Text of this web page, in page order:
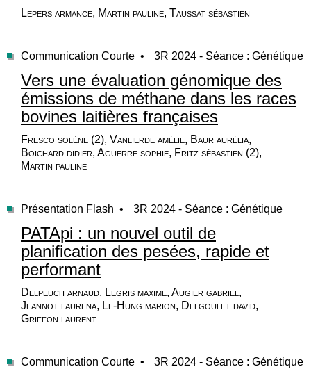
Lepers armance, Martin pauline, Taussat sébastien
Communication Courte • 3R 2024 - Séance : Génétique
Vers une évaluation génomique des
émissions de méthane dans les races
bovines laitières françaises
Fresco solène (2), Vanlierde amélie, Baur aurélia,
Boichard didier, Aguerre sophie, Fritz sébastien (2),
Martin pauline
Présentation Flash • 3R 2024 - Séance : Génétique
PATApi : un nouvel outil de
planification des pesées, rapide et
performant
Delpeuch arnaud, Legris maxime, Augier gabriel,
Jeannot laurena, Le-Hung marion, Delgoulet david,
Griffon laurent
Communication Courte • 3R 2024 - Séance : Génétique